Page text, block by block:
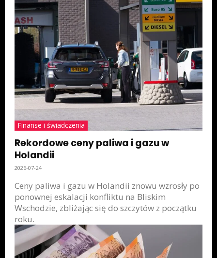
Finanse i świadczenia
Rekordowe ceny paliwa i gazu w
Holandii
2026-07-24
Ceny paliwa i gazu w Holandii znowu wzrosły po
ponownej eskalacji konfliktu na Bliskim
Wschodzie, zbliżając się do szczytów z początku
roku.